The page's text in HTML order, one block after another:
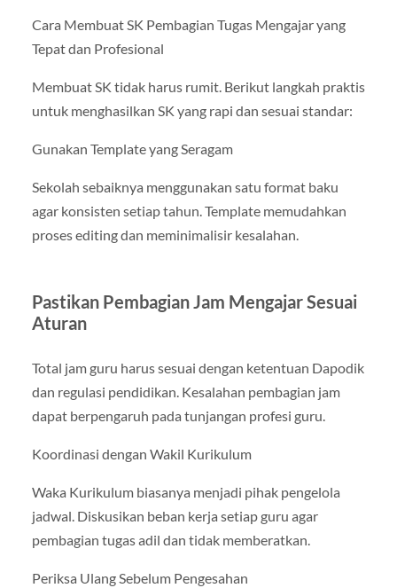
Cara Membuat SK Pembagian Tugas Mengajar yang
Tepat dan Profesional
Membuat SK tidak harus rumit. Berikut langkah praktis
untuk menghasilkan SK yang rapi dan sesuai standar:
Gunakan Template yang Seragam
Sekolah sebaiknya menggunakan satu format baku
agar konsisten setiap tahun. Template memudahkan
proses editing dan meminimalisir kesalahan.
Pastikan Pembagian Jam Mengajar Sesuai
Aturan
Total jam guru harus sesuai dengan ketentuan Dapodik
dan regulasi pendidikan. Kesalahan pembagian jam
dapat berpengaruh pada tunjangan profesi guru.
Koordinasi dengan Wakil Kurikulum
Waka Kurikulum biasanya menjadi pihak pengelola
jadwal. Diskusikan beban kerja setiap guru agar
pembagian tugas adil dan tidak memberatkan.
Periksa Ulang Sebelum Pengesahan